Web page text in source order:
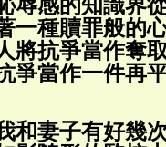
辱感的知識界
一種贖罪般的
將抗爭當作奪
爭當作一件再
和妻子有好幾